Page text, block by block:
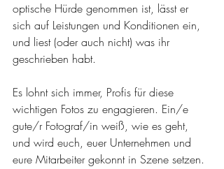
optische Hürde genommen ist, lässt er
sich auf Leistungen und Konditionen ein,
und liest (oder auch nicht) was ihr
geschrieben habt.
Es lohnt sich immer, Profis für diese
wichtigen Fotos zu engagieren. Ein/e
gute/r Fotograf/in weiß, wie es geht,
und wird euch, euer Unternehmen und
eure Mitarbeiter gekonnt in Szene setzen.